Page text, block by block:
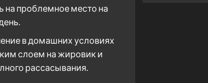
проблемное место на
в домашних условиях
слоем на жировик и
рассасывания.